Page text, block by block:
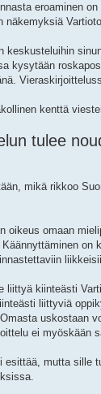
eroaminen
näkemyksiä
keskusteluihin
kysytään
kenttä
tulee
mikä rikkoo
oikeus omaan
on
liittyä kiinteästi
liittyviä
uskostaan
ei myöskään
esittää, mutta sille